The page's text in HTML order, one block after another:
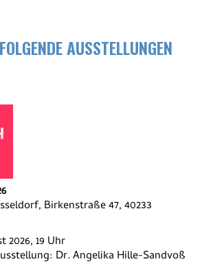
AUSSTELLUNGEN
Birkenstraße 47, 40233
2026, 19 Uhr
Dr. Angelika Hille-Sandvoß